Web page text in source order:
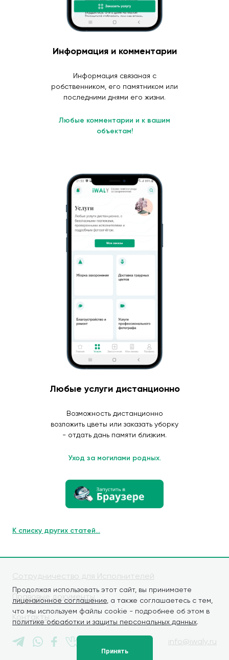
Продолжая использовать этот сайт, вы принимаете
лицензионное соглашение , а также соглашаетесь с тем,
что мы используем файлы cookie - подробнее об этом в
политике обработки и защиты персональных данных.
Принять
Информация и комментарии
Информация связаная с
робственником, его памятником или
последними днями его жизни.
Любые комментарии и к вашим
объектам!
Любые услуги дистанционно
Возможность дистанционно
возложить цветы или заказать уборку
- отдать дань памяти близким.
Уход за могилами родных.
К списку других статей...
Сотрудничество для Исполнителей
Правовые документы
Контакты
info@iwaly.ru